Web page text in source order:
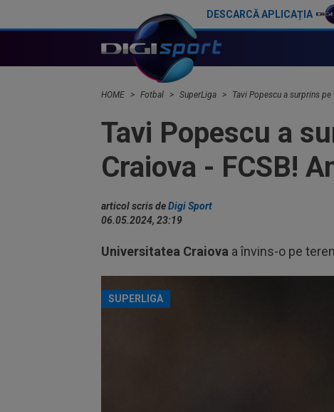
DESCARCĂ APLICAȚIA
HOME Fotbal SuperLiga Tavi Popescu a surprins
Tavi Popescu a
Craiova - FCSB!
articol scris deDigi Sport
06.05.2024, 23:19
Universitatea Craiova a învins-o pe
SUPERLIGA